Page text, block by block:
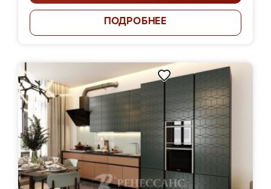
ПОДРОБНЕЕ